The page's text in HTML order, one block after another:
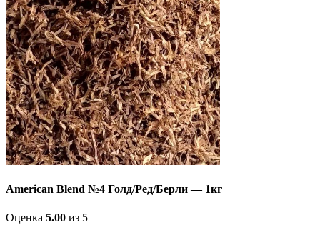
American Blend №4 Голд/Ред/Берли — 1кг
Оценка 5.00 из 5